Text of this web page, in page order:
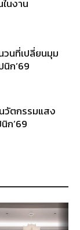
นงาน
วนที่เปลี่ยนมุม
ก’69
วัตกรรมแสง
ก’69